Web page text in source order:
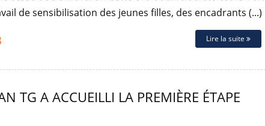
de sensibilisation des jeunes filles, des encadrants (...)
Lire la suite
TG A ACCUEILLI LA PREMIÈRE ÉTAPE